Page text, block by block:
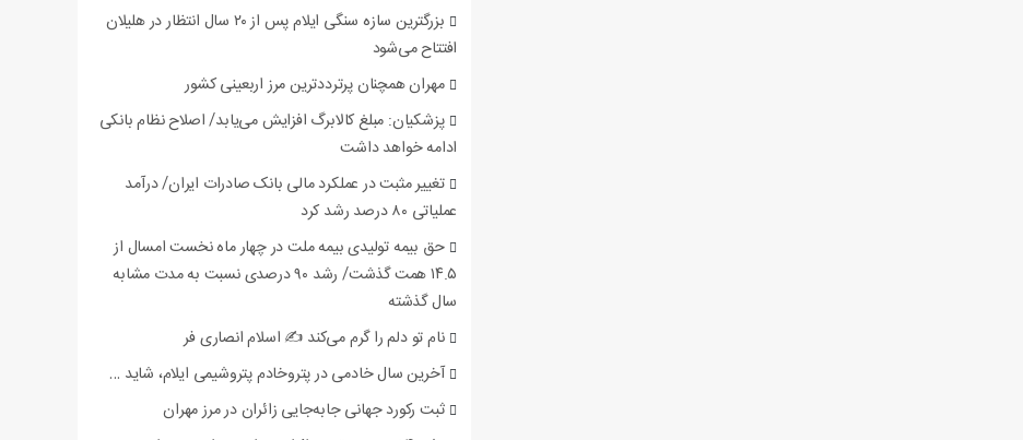
بزرگترین سازه سنگی ایلام پس از ۲۰ سال انتظار در هلیلان
افتتاح می‌شود
مهران همچنان پرترددترین مرز اربعینی کشور
پزشکیان: مبلغ کالابرگ افزایش می‌یابد/ اصلاح نظام بانکی
ادامه خواهد داشت
تغییر مثبت در عملکرد مالی بانک صادرات ایران/ درآمد
عملیاتی ۸۰ درصد رشد کرد
حق بیمه تولیدی بیمه ملت در چهار ماه نخست امسال از
۱۴.۵ همت گذشت/ رشد ۹۰ درصدی نسبت به مدت مشابه
سال گذشته
نام تو دلم را گرم می‌کند ✍️ اسلام انصاری فر
آخرین سال خادمی در پتروخادم پتروشیمی ایلام، شاید …
ثبت رکورد جهانی جابه‌جایی زائران در مرز مهران